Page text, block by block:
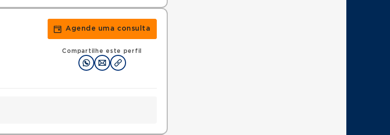
Agende uma consulta
Compartilhe este perfil